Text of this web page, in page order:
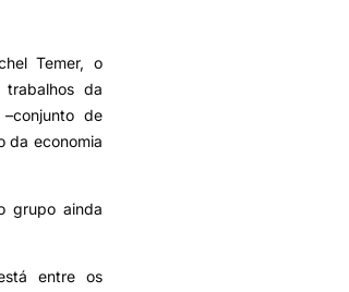
Temer, o
trabalhos da
de
da economia
grupo ainda
entre os